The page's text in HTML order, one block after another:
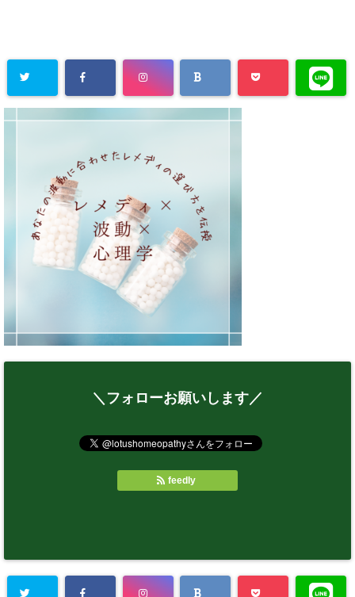
＼フォローお願いします／
feedly